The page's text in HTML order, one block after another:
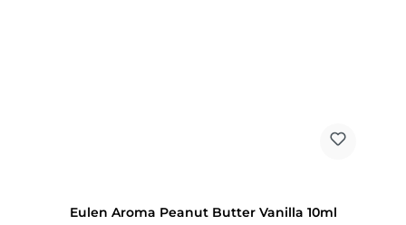
Eulen Aroma Peanut Butter Vanilla 10ml